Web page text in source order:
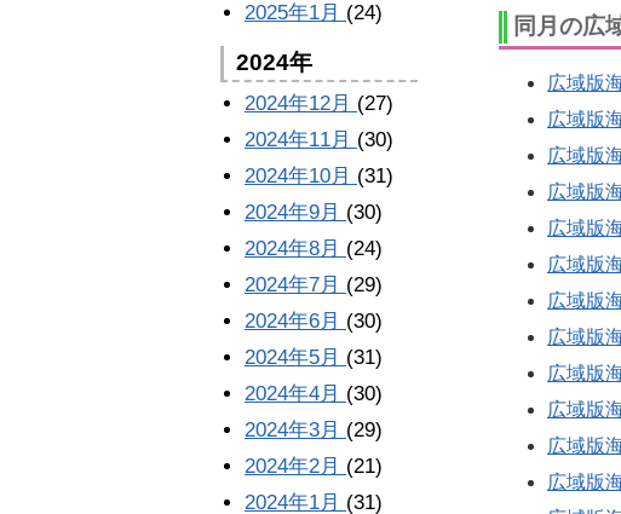
同月の広
広域版
広域版
広域版
広域版
広域版
広域版
広域版
広域版
広域版
広域版
広域版
広域版
2025年1月 (24)
2024年
2024年12月 (27)
2024年11月 (30)
2024年10月 (31)
2024年9月 (30)
2024年8月 (24)
2024年7月 (29)
2024年6月 (30)
2024年5月 (31)
2024年4月 (30)
2024年3月 (29)
2024年2月 (21)
2024年1月 (31)